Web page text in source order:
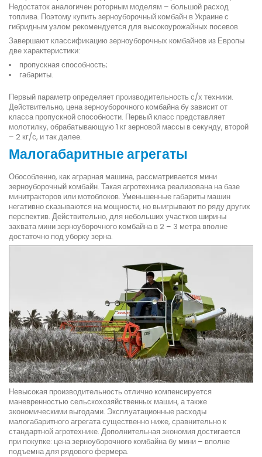
Недостаток аналогичен роторным моделям – большой расход
топлива. Поэтому купить зерноуборочный комбайн в Украине с
гибридным узлом рекомендуется для высокоурожайных посевов.
Завершают классификацию зерноуборочных комбайнов из Европы
две характеристики:
пропускная способность;
габариты.
Первый параметр определяет производительность с/х техники.
Действительно, цена зерноуборочного комбайна бу зависит от
класса пропускной способности. Первый класс представляет
молотилку, обрабатывающую 1 кг зерновой массы в секунду, второй
– 2 кг/с, и так далее.
Малогабаритные агрегаты
Обособленно, как аграрная машина, рассматривается мини
зерноуборочный комбайн. Такая агротехника реализована на базе
минитракторов или мотоблоков. Уменьшенные габариты машин
негативно сказываются на мощности, но выигрывают по ряду других
перспектив. Действительно, для небольших участков ширины
захвата мини зерноуборочного комбайна в 2 – 3 метра вполне
достаточно под уборку зерна.
Невысокая производительность отлично компенсируется
маневренностью сельскохозяйственных машин, а также
экономическими выгодами. Эксплуатационные расходы
малогабаритного агрегата существенно ниже, сравнительно к
стандартной агротехнике. Дополнительная экономия достигается
при покупке: цена зерноуборочного комбайна бу мини – вполне
подъемна для рядового фермера.